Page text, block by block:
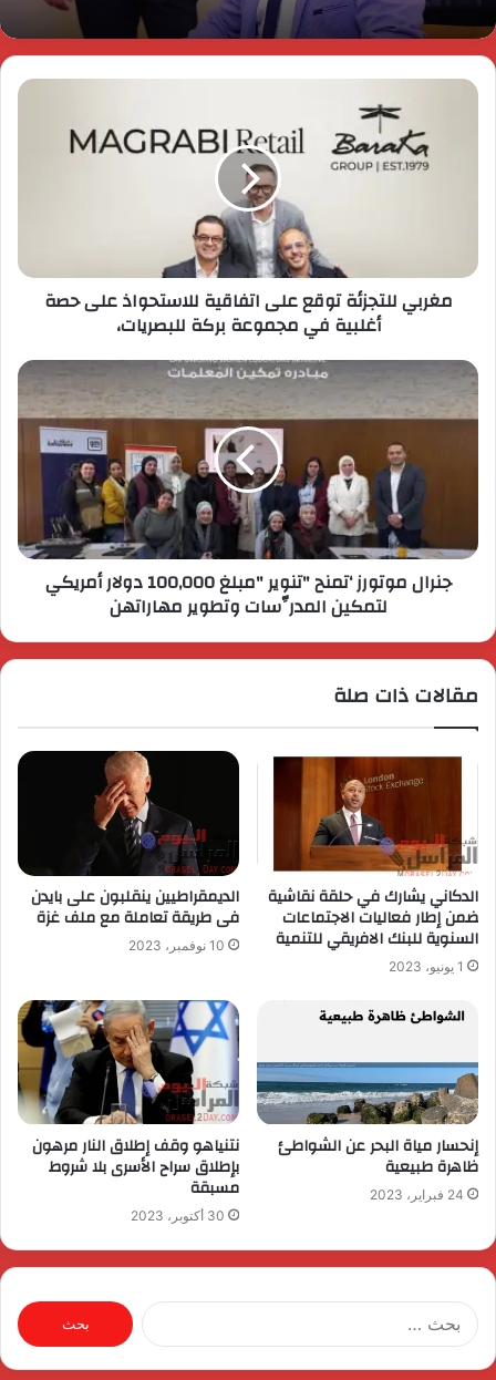
مغربي للتجزئة توقع على اتفاقية للاستحواذ على حصة
أغلبية في مجموعة بركة للبصريات،
جنرال موتورز ‘تمنح "تنوير "مبلغ 100,000 دولار أمريكي
لتمكين المدرِّسات وتطوير مهاراتهن
مقالات ذات صلة
الدكاني يشارك في حلقة نقاشية
ضمن إطار فعاليات الاجتماعات
السنوية للبنك الافريقي للتنمية
1 يونيو، 2023
الديمقراطيين ينقلبون على بايدن
فى طريقة تعاملة مع ملف غزة
10 نوفمبر، 2023
إنحسار مياة البحر عن الشواطئ
ظاهرة طبيعية
24 فبراير، 2023
نتنياهو وقف إطلاق النار مرهون
بإطلاق سراح الأسرى بلا شروط
مسبقة
30 أكتوبر، 2023
البحث
عن: